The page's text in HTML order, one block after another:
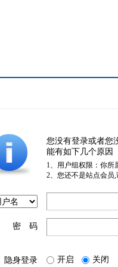
您没有登录或者您
能有如下几个原因
1、用户组权限：你所
2、您还不是站点会员
密 码
隐身登录 开启 关闭